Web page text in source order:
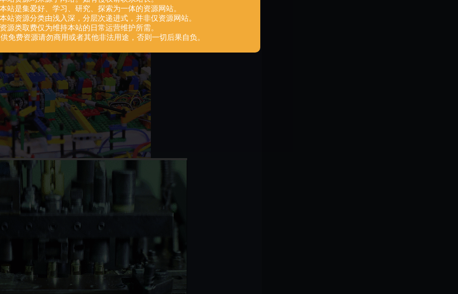
站是集爱好、学习、研究、探索为一体的资源网站。
站资源分类由浅入深，分层次递进式，并非仅资源网站。
源类取费仅为维持本站的日常运营维护所需。
免费资源请勿商用或者其他非法用途，否则一切后果自负。